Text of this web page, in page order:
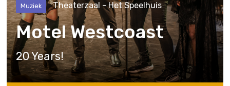
Muziek Theaterzaal - Het Speelhuis
Motel Westcoast
20 Years!
Delen via
Facebook Whatsapp Instagram